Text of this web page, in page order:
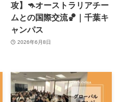
攻】🦘オーストラリアチー
ムとの国際交流🏀｜千葉キ
ャンパス
2026年6月8日